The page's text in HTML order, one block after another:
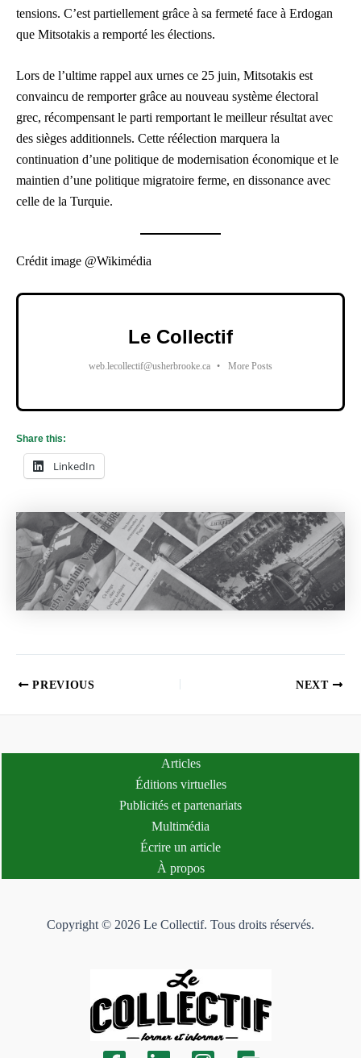
tensions. C’est partiellement grâce à sa fermeté face à Erdogan
que Mitsotakis a remporté les élections.
Lors de l’ultime rappel aux urnes ce 25 juin, Mitsotakis est
convaincu de remporter grâce au nouveau système électoral
grec, récompensant le parti remportant le meilleur résultat avec
des sièges additionnels. Cette réélection marquera la
continuation d’une politique de modernisation économique et le
maintien d’une politique migratoire ferme, en dissonance avec
celle de la Turquie.
Crédit image @Wikimédia
Le Collectif
web.lecollectif@usherbrooke.ca • More Posts
Share this:
LinkedIn
PREVIOUS NEXT
Articles
Éditions virtuelles
Publicités et partenariats
Multimédia
Écrire un article
À propos
Copyright © 2026 Le Collectif. Tous droits réservés.